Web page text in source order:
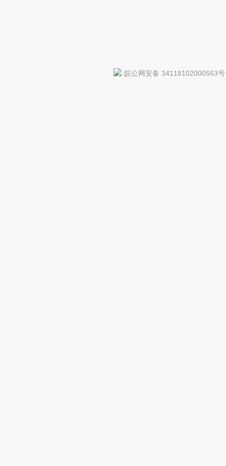
皖公网安备 34118102000563号